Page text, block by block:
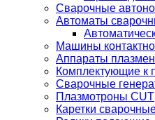
Сварочные
Автоматы
Машины
Аппараты
Комплектующие к
Сварочные
Плазмотроны CUT
Каретки